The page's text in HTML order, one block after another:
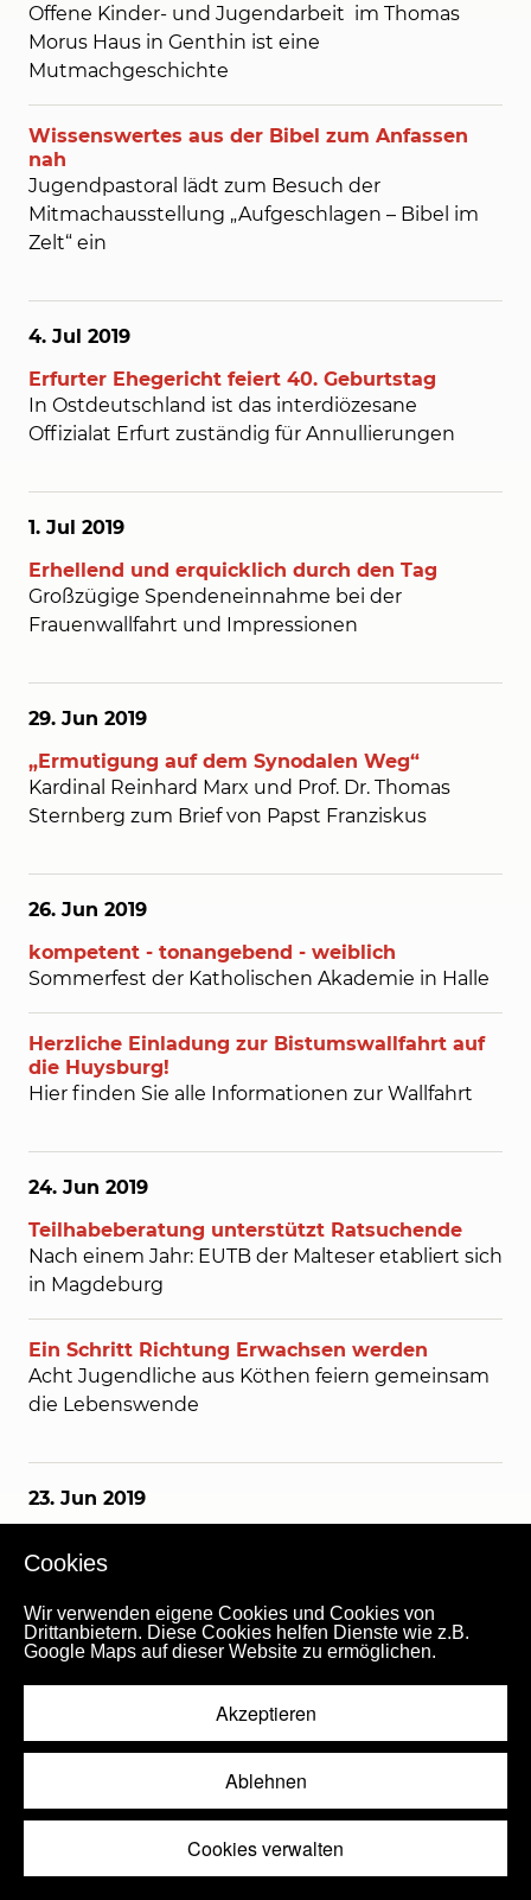
Cookies
Wir verwenden eigene Cookies und Cookies von
Drittanbietern. Diese Cookies helfen Dienste wie z.B.
Google Maps auf dieser Website zu ermöglichen.
Akzeptieren
Ablehnen
Cookies verwalten
Offene Kinder- und Jugendarbeit im Thomas
Morus Haus in Genthin ist eine
Mutmachgeschichte
Wissenswertes aus der Bibel zum Anfassen
nah
Jugendpastoral lädt zum Besuch der
Mitmachausstellung „Aufgeschlagen – Bibel im
Zelt“ ein
4. Jul 2019
Erfurter Ehegericht feiert 40. Geburtstag
In Ostdeutschland ist das interdiözesane
Offizialat Erfurt zuständig für Annullierungen
1. Jul 2019
Erhellend und erquicklich durch den Tag
Großzügige Spendeneinnahme bei der
Frauenwallfahrt und Impressionen
29. Jun 2019
„Ermutigung auf dem Synodalen Weg“
Kardinal Reinhard Marx und Prof. Dr. Thomas
Sternberg zum Brief von Papst Franziskus
26. Jun 2019
kompetent - tonangebend - weiblich
Sommerfest der Katholischen Akademie in Halle
Herzliche Einladung zur Bistumswallfahrt auf
die Huysburg!
Hier finden Sie alle Informationen zur Wallfahrt
24. Jun 2019
Teilhabeberatung unterstützt Ratsuchende
Nach einem Jahr: EUTB der Malteser etabliert sich
in Magdeburg
Ein Schritt Richtung Erwachsen werden
Acht Jugendliche aus Köthen feiern gemeinsam
die Lebenswende
23. Jun 2019
25. Frauenwallfahrt des Bistums Magdeburg im
20. Jun2019
Appell an die Hoffnung und das Vertrauen
Zentrale Fronleichnamsfeier aller Gläubigen in
Wir bleiben dran!
Fachkommission „Gerechtigkeit, Frieden,